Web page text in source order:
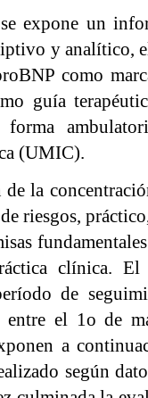
expone un
y analítico,
como
guía
forma
(UMIC).
la
riesgos,
clínica. El
de
entre el 1o de
a
según